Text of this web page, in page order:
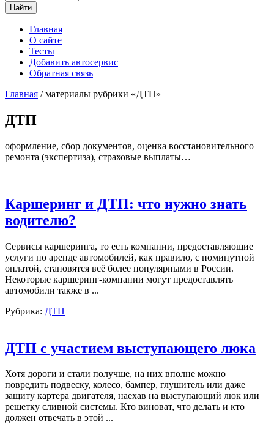
Главная
О сайте
Тесты
Добавить автосервис
Обратная связь
Главная /материалы рубрики «ДТП»
ДТП
оформление, сбор документов, оценка восстановительного
ремонта (экспертиза), страховые выплаты…
Каршеринг и ДТП: что нужно знать
водителю?
Сервисы каршеринга, то есть компании, предоставляющие
услуги по аренде автомобилей, как правило, с поминутной
оплатой, становятся всё более популярными в России.
Некоторые каршеринг-компании могут предоставлять
автомобили также в ...
Рубрика: ДТП
ДТП с участием выступающего люка
Хотя дороги и стали получше, на них вполне можно
повредить подвеску, колесо, бампер, глушитель или даже
защиту картера двигателя, наехав на выступающий люк или
решетку сливной системы. Кто виноват, что делать и кто
должен отвечать в этой ...